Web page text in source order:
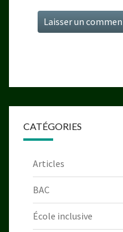
CATÉGORIES
Articles
BAC
École inclusive